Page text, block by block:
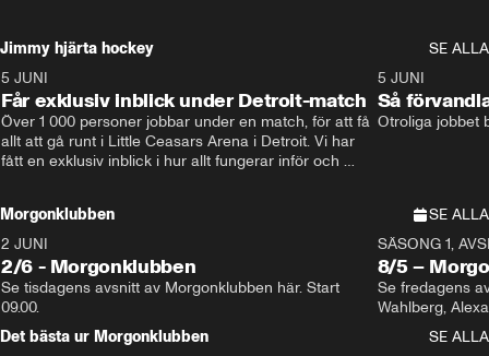
Jimmy hjärta hockey
SE ALLA
5 JUNI
Får exklusiv inblick under Detroit-match
Över 1 000 personer jobbar under en match, för att få
allt att gå runt i Little Ceasars Arena i Detroit. Vi har
fått en exklusiv inblick i hur allt fungerar inför och
5 JUNI
Så
Otroliga jobbet
Morgonklubben
SE ALLA
2 JUNI
2/6 - Morgonklubben
Se tisdagens avsnitt av Morgonklubben här. Start
SÄSONG 1,
8/5 –
Se fredagens
Det bästa ur Morgonklubben
SE ALLA